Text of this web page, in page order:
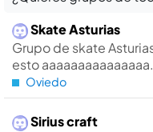
Skate Asturias
Grupo de skate
esto
Oviedo
Sirius craft